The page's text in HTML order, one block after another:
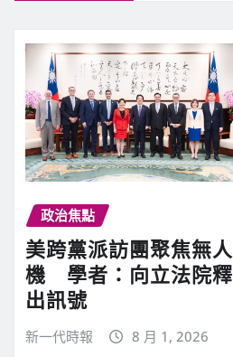
政治焦點
美跨黨派訪團聚焦無人
機 學者：向立法院釋
出訊號
新一代時報 8 月 1, 2026